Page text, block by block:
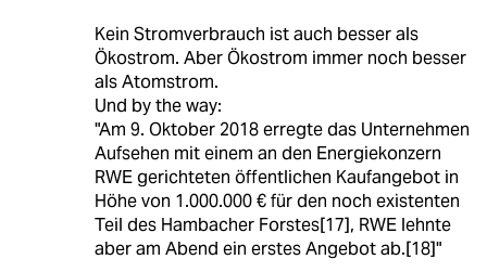
Kein Stromverbrauch ist auch besser als
Ökostrom. Aber Ökostrom immer noch besser
als Atomstrom.
Und by the way:
"Am 9. Oktober 2018 erregte das Unternehmen
Aufsehen mit einem an den Energiekonzern
RWE gerichteten öffentlichen Kaufangebot in
Höhe von 1.000.000 € für den noch existenten
Teil des Hambacher Forstes[17], RWE lehnte
aber am Abend ein erstes Angebot ab.[18]"